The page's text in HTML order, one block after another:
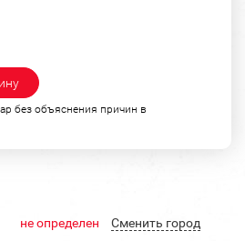
без объяснения причин в
не определен Cменить город